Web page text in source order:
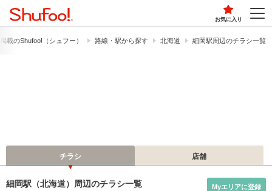
お気に入り
載の​Shufoo!​（シュフー） 路線・駅から探す 北海道 細岡駅周辺のチラシ一覧
チラシ 店舗
細岡駅（北海道）周辺のチラシ一覧 Myエリアに登録